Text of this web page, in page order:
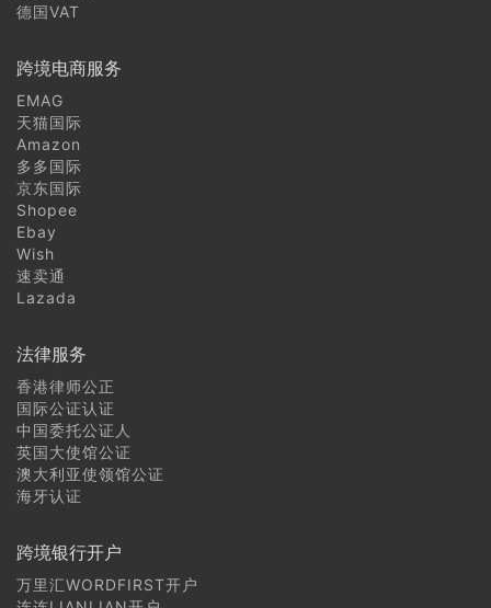
德国VAT
跨境电商服务
EMAG
天猫国际
Amazon
多多国际
京东国际
Shopee
Ebay
Wish
速卖通
Lazada
法律服务
香港律师公正
国际公证认证
中国委托公证人
英国大使馆公证
澳大利亚使领馆公证
海牙认证
跨境银行开户
万里汇WORDFIRST开户